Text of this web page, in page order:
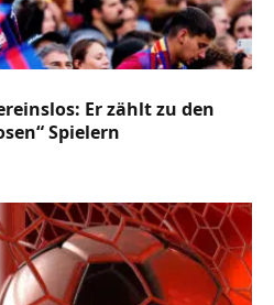
Er zählt zu den
Spielern